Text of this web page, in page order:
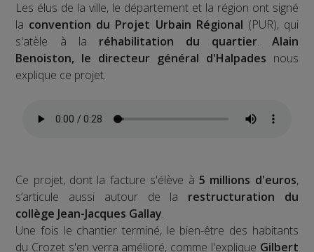
Les élus de la ville, le département et la région ont signé
la convention du Projet Urbain Régional (PUR), qui
s'atèle à la réhabilitation du quartier. Alain
Benoiston, le directeur général d'Halpades nous
explique ce projet.
Ce projet, dont la facture s'élève à 5 millions d'euros,
s’articule aussi autour de la restructuration du
collège Jean-Jacques Gallay.
Une fois le chantier terminé, le bien-être des habitants
du Crozet s'en verra amélioré, comme l'explique Gilbert